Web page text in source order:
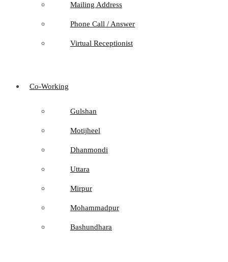
Mailing Address
Phone Call / Answer
Virtual Receptionist
Co-Working
Gulshan
Motijheel
Dhanmondi
Uttara
Mirpur
Mohammadpur
Bashundhara